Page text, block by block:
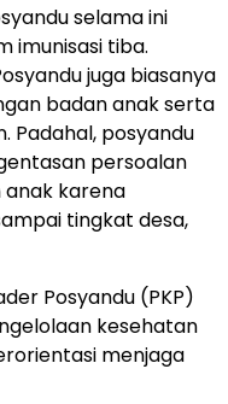
selama ini
imunisasi tiba.
juga biasanya
badan anak serta
Padahal, posyandu
persoalan
anak karena
tingkat desa,
Posyandu (PKP)
kesehatan
menjaga